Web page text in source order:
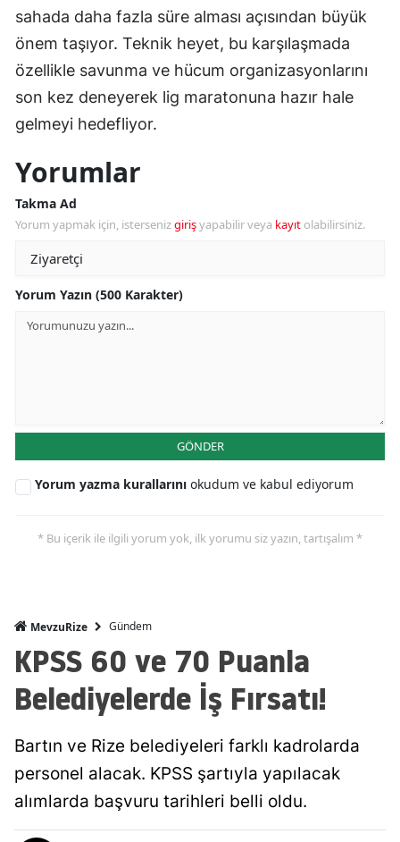
sahada daha fazla süre alması açısından büyük
önem taşıyor. Teknik heyet, bu karşılaşmada
özellikle savunma ve hücum organizasyonlarını
son kez deneyerek lig maratonuna hazır hale
gelmeyi hedefliyor.
Yorumlar
Takma Ad
Yorum yapmak için, istersenizgirişyapabilir veya kayıt olabilirsiniz.
Yorum Yazın (500 Karakter)
GÖNDER
Yorum yazma kurallarını okudum ve kabul ediyorum
* Bu içerik ile ilgili yorum yok, ilk yorumu siz yazın, tartışalım *
MevzuRize Gündem
KPSS 60 ve 70 Puanla
Belediyelerde İş Fırsatı!
Bartın ve Rize belediyeleri farklı kadrolarda
personel alacak. KPSS şartıyla yapılacak
alımlarda başvuru tarihleri belli oldu.